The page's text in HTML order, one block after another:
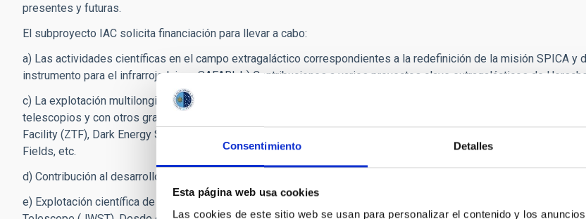
Consentimiento Detalles
Esta página web usa cookies
Las cookies de este sitio web se usan para personalizar el contenido y los
presentes y futuras.
El subproyecto IAC solicita financiación para llevar a cabo:
a) Las actividades científicas en el campo extragaláctico correspondientes a la redefinición de la misión SPICA y
instrumento para el infrarrojo lejano SAFARI. b) Contribuciones a varios proyectos clave extragalácticos de
c) La explotación multilongitud de onda de los datos de Herschel combinados con estudios de seguimiento con
telescopios y con otros grandes cartografiados extragalácticos: Sloan Digital Sky Survey (SDSS), Zwicky Transient
Facility (ZTF), Dark Energy Spectroscopic Instrument (DESI), Large Synoptic Survey Telescope (LSST), HST Frontier
Fields, etc.
d) Contribución al desarrollo de la base de datos pública del proyecto Herschel Extragalactic Legacy Project
e) Explotación científica de datos observacionales de los primeros proyectos extragalácticos del James Webb